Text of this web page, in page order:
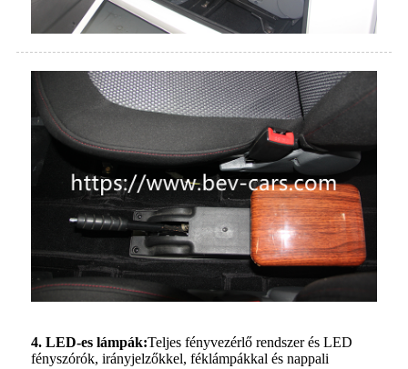
4. LED-es lámpák:Teljes fényvezérlő rendszer és LED
fényszórók, irányjelzőkkel, féklámpákkal és nappali